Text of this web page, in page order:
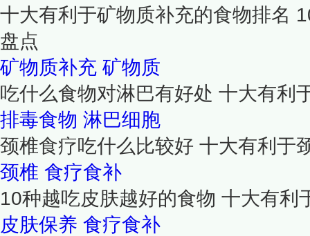
十大有利于矿物质补充的食物排名
盘点
矿物质补充 矿物质
吃什么食物对淋巴有好处 十大有利
排毒食物 淋巴细胞
颈椎食疗吃什么比较好 十大有利于
颈椎 食疗食补
10种越吃皮肤越好的食物 十大有利
皮肤保养 食疗食补